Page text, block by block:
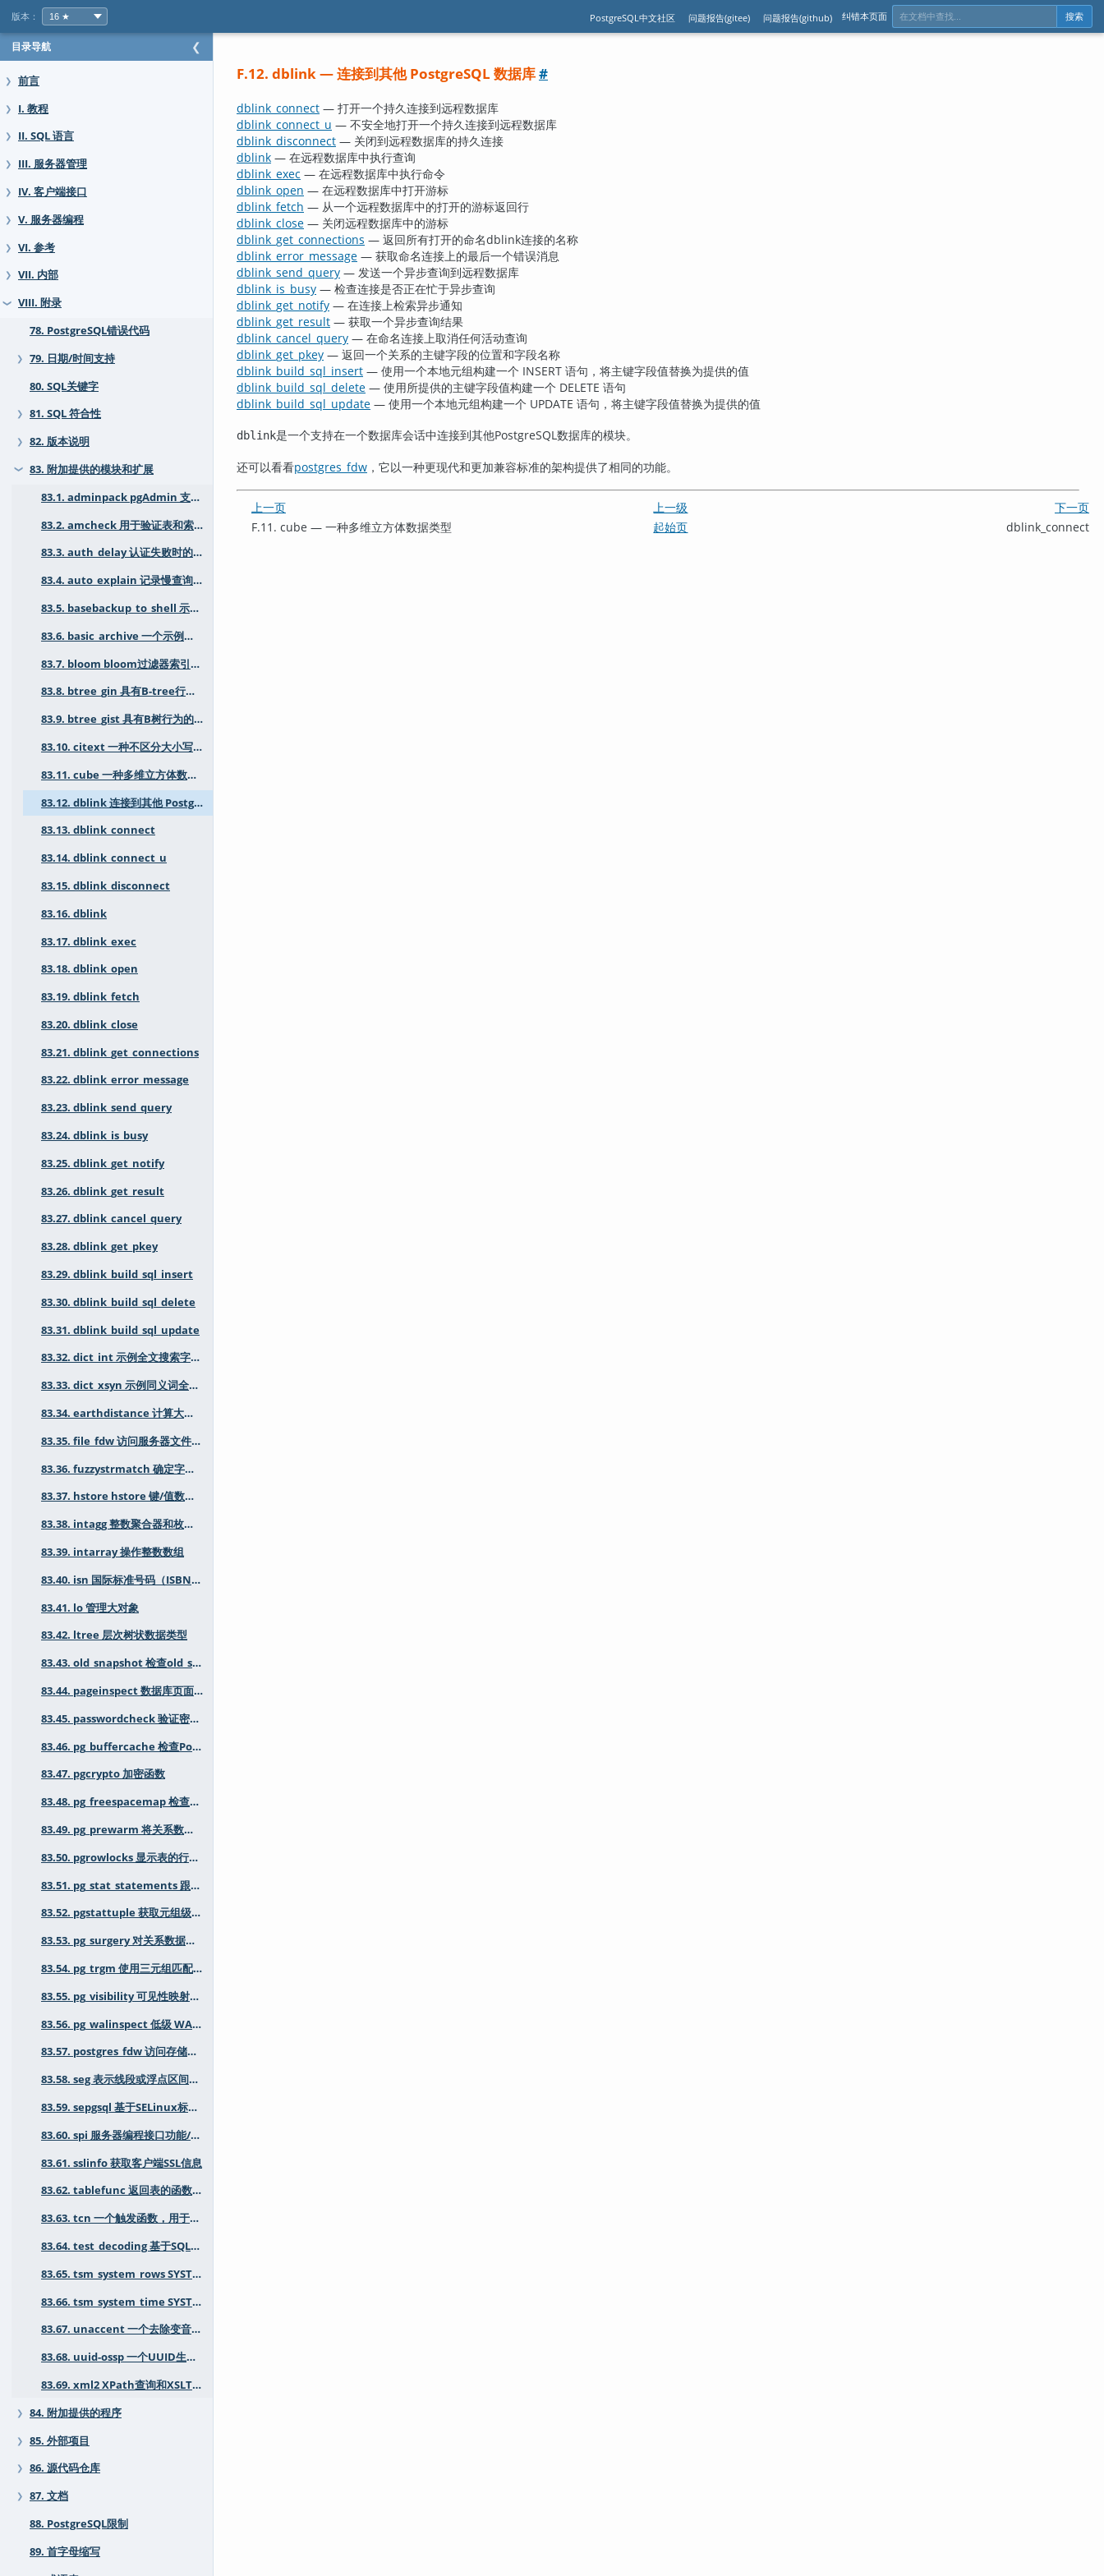
版本： PostgreSQL中文社区 问题报告(gitee) 问题报告(github) 纠错本页面 搜索
目录导航 ❮
❯ 前言
❯ I. 教程
❯ II. SQL 语言
❯ III. 服务器管理
❯ IV. 客户端接口
❯ V. 服务器编程
❯ VI. 参考
❯ VII. 内部
❯
VIII. 附录
78. PostgreSQL错误代码
❯
79. 日期/时间支持
80. SQL关键字
❯ 81. SQL 符合性
❯ 82. 版本说明
❯
83. 附加提供的模块和扩展
83.1. adminpack pgAdmin 支持工具包
83.2. amcheck 用于验证表和索引一致性的工具
83.3. auth_delay 认证失败时的暂停
83.4. auto_explain 记录慢查询的执行计划
83.5. basebackup_to_shell 示例 "shell" pg_basebackup 模块
83.6. basic_archive 一个示例WAL归档模块
83.7. bloom bloom过滤器索引访问方法
83.8. btree_gin 具有B-tree行为的GIN操作符类
83.9. btree_gist 具有B树行为的GiST操作符类
83.10. citext 一种不区分大小写的字符字符串类型
83.11. cube 一种多维立方体数据类型
83.12. dblink 连接到其他 PostgreSQL 数据库
83.13. dblink_connect
83.14. dblink_connect_u
83.15. dblink_disconnect
83.16. dblink
83.17. dblink_exec
83.18. dblink_open
83.19. dblink_fetch
83.20. dblink_close
83.21. dblink_get_connections
83.22. dblink_error_message
83.23. dblink_send_query
83.24. dblink_is_busy
83.25. dblink_get_notify
83.26. dblink_get_result
83.27. dblink_cancel_query
83.28. dblink_get_pkey
83.29. dblink_build_sql_insert
83.30. dblink_build_sql_delete
83.31. dblink_build_sql_update
83.32. dict_int 示例全文搜索字典用于整数
83.33. dict_xsyn 示例同义词全文搜索字典
83.34. earthdistance 计算大圆距离
83.35. file_fdw 访问服务器文件系统中的数据文件
83.36. fuzzystrmatch 确定字符串相似性和距离
83.37. hstore hstore 键/值数据类型
83.38. intagg 整数聚合器和枚举器
83.39. intarray 操作整数数组
83.40. isn 国际标准号码（ISBN、EAN、UPC等）的数据类型
83.41. lo 管理大对象
83.42. ltree 层次树状数据类型
83.43. old_snapshot 检查old_snapshot_threshold状态
83.44. pageinspect 数据库页面的低级检查
83.45. passwordcheck 验证密码强度
83.46. pg_buffercache 检查PostgreSQL 缓冲区缓存状态
83.47. pgcrypto 加密函数
83.48. pg_freespacemap 检查空闲空间映射
83.49. pg_prewarm 将关系数据预加载到缓冲区缓存中
83.50. pgrowlocks 显示表的行锁定信息
83.51. pg_stat_statements 跟踪 SQL 规划和执行的统计信息
83.52. pgstattuple 获取元组级别的统计信息
83.53. pg_surgery 对关系数据执行低级操作
83.54. pg_trgm 使用三元组匹配支持文本相似性
83.55. pg_visibility 可见性映射信息和工具
83.56. pg_walinspect 低级 WAL 检查
83.57. postgres_fdw 访问存储在外部PostgreSQL 服务器中的数据
83.58. seg 表示线段或浮点区间的数据类型
83.59. sepgsql 基于SELinux标签的强制访问控制（MAC）安全模块
83.60. spi 服务器编程接口功能/示例
83.61. sslinfo 获取客户端SSL信息
83.62. tablefunc 返回表的函数（crosstab及其他）
83.63. tcn 一个触发函数，用于通知监听者表内容的更改
83.64. test_decoding 基于SQL的WAL逻辑解码测试/示例模块
83.65. tsm_system_rows SYSTEM_ROWS采样方法用于TABLESAMPLE
83.66. tsm_system_time SYSTEM_TIME采样方法用于TABLESAMPLE
83.67. unaccent 一个去除变音符号的文本搜索字典
83.68. uuid-ossp 一个UUID生成器
83.69. xml2 XPath查询和XSLT功能
❯ 84. 附加提供的程序
❯ 85. 外部项目
❯ 86. 源代码仓库
❯
87. 文档
88. PostgreSQL限制
89. 首字母缩写
F.12. dblink — 连接到其他 PostgreSQL 数据库#
dblink_connect — 打开一个持久连接到远程数据库
dblink_connect_u — 不安全地打开一个持久连接到远程数据库
dblink_disconnect — 关闭到远程数据库的持久连接
dblink — 在远程数据库中执行查询
dblink_exec — 在远程数据库中执行命令
dblink_open — 在远程数据库中打开游标
dblink_fetch — 从一个远程数据库中的打开的游标返回行
dblink_close — 关闭远程数据库中的游标
dblink_get_connections — 返回所有打开的命名dblink连接的名称
dblink_error_message — 获取命名连接上的最后一个错误消息
dblink_send_query — 发送一个异步查询到远程数据库
dblink_is_busy — 检查连接是否正在忙于异步查询
dblink_get_notify — 在连接上检索异步通知
dblink_get_result — 获取一个异步查询结果
dblink_cancel_query — 在命名连接上取消任何活动查询
dblink_get_pkey — 返回一个关系的主键字段的位置和字段名称
dblink_build_sql_insert — 使用一个本地元组构建一个 INSERT 语句，将主键字段值替换为提供的值
dblink_build_sql_delete — 使用所提供的主键字段值构建一个 DELETE 语句
dblink_build_sql_update — 使用一个本地元组构建一个 UPDATE 语句，将主键字段值替换为提供的值
dblink是一个支持在一个数据库会话中连接到其他PostgreSQL数据库的模块。
还可以看看postgres_fdw ，它以一种更现代和更加兼容标准的架构提供了相同的功能。
上一页 上一级
下一页
F.11. cube — 一种多维立方体数据类型
起始页 dblink_connect